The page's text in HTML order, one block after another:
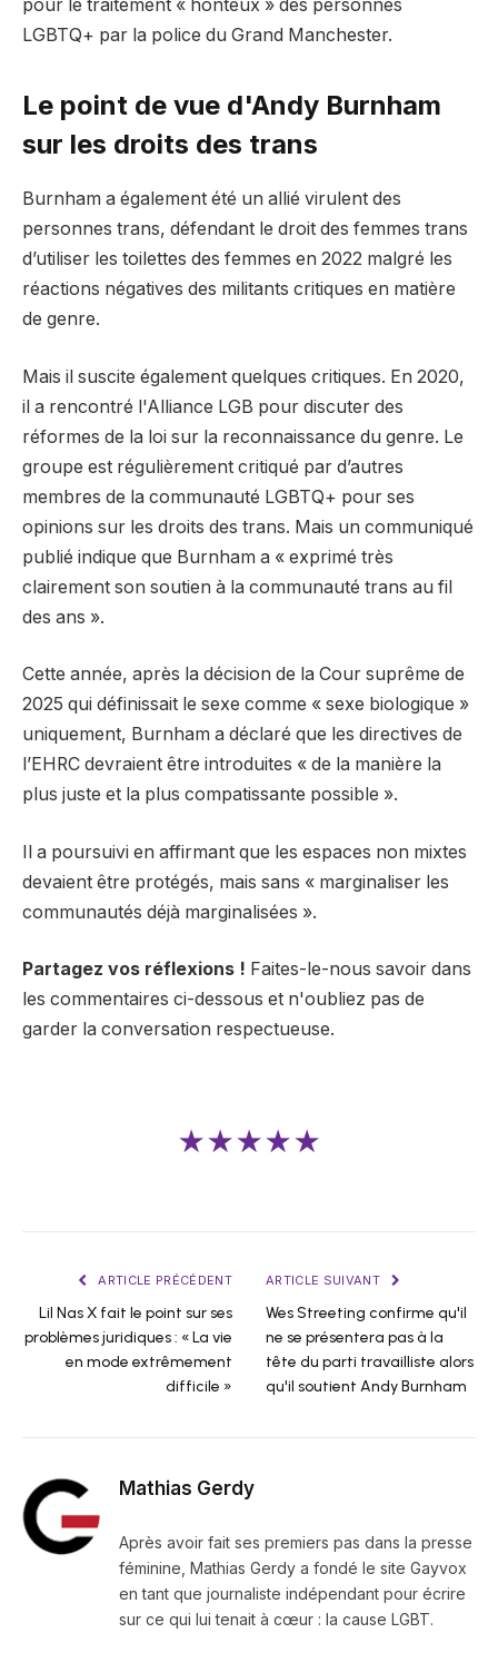
pour le traitement « honteux » des personnes
LGBTQ+ par la police du Grand Manchester.
Le point de vue d'Andy Burnham
sur les droits des trans
Burnham a également été un allié virulent des
personnes trans, défendant le droit des femmes trans
d’utiliser les toilettes des femmes en 2022 malgré les
réactions négatives des militants critiques en matière
de genre.
Mais il suscite également quelques critiques. En 2020,
il a rencontré l'Alliance LGB pour discuter des
réformes de la loi sur la reconnaissance du genre. Le
groupe est régulièrement critiqué par d’autres
membres de la communauté LGBTQ+ pour ses
opinions sur les droits des trans. Mais un communiqué
publié indique que Burnham a « exprimé très
clairement son soutien à la communauté trans au fil
des ans ».
Cette année, après la décision de la Cour suprême de
2025 qui définissait le sexe comme « sexe biologique »
uniquement, Burnham a déclaré que les directives de
l’EHRC devraient être introduites « de la manière la
plus juste et la plus compatissante possible ».
Il a poursuivi en affirmant que les espaces non mixtes
devaient être protégés, mais sans « marginaliser les
communautés déjà marginalisées ».
Partagez vos réflexions ! Faites-le-nous savoir dans
les commentaires ci-dessous et n'oubliez pas de
garder la conversation respectueuse.
★★★★★
ARTICLE PRÉCÉDENT
Lil Nas X fait le point sur ses
problèmes juridiques : « La vie
en mode extrêmement
difficile »
ARTICLE SUIVANT
Wes Streeting confirme qu'il
ne se présentera pas à la
tête du parti travailliste alors
qu'il soutient Andy Burnham
Mathias Gerdy
Après avoir fait ses premiers pas dans la presse
féminine, Mathias Gerdy a fondé le site Gayvox
en tant que journaliste indépendant pour écrire
sur ce qui lui tenait à cœur : la cause LGBT.